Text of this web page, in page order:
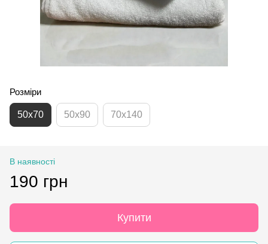
Розміри
50х70 50х90 70х140
В наявності
190 грн
Купити